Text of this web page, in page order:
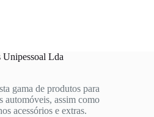
Lda
gama de produtos para
automóveis, assim como
acessórios e extras.